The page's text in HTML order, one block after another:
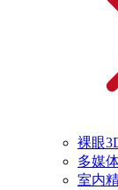
裸眼
多媒
室内